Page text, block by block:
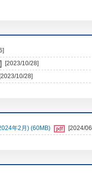
[2023/10/28]
[2023/10/28]
年2月) (60MB) [2024/